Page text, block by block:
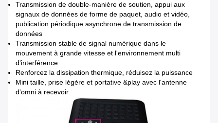
Transmission de double-manière de soutien, appui aux
signaux de données de forme de paquet, audio et vidéo,
publication périodique asynchrone de transmission de
données
Transmission stable de signal numérique dans le
mouvement à grande vitesse et l'environnement multi
d'interférence
Renforcez la dissipation thermique, réduisez la puissance
Mini taille, prise légère et portative &play avec l'antenne
d'omni à recevoir